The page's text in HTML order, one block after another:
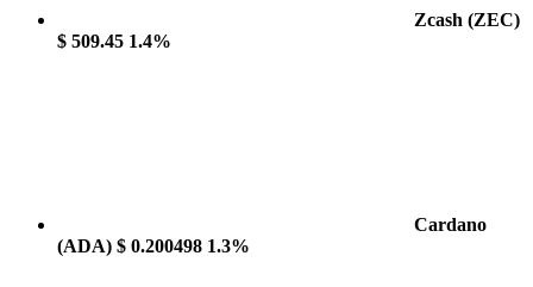
Zcash (ZEC)
$ 509.45 1.4%
Cardano
(ADA) $ 0.200498 1.3%